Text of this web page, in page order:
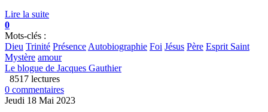
Lire la suite
0
Mots-clés :
Dieu Trinité Présence Autobiographie Foi Jésus Père Esprit Saint
Mystère amour
Le blogue de Jacques Gauthier
8517 lectures
0 commentaires
Jeudi 18 Mai 2023